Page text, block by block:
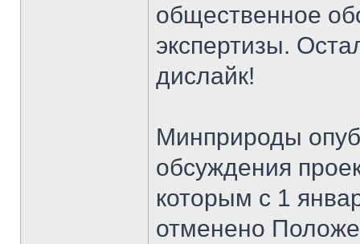
общественное
экспертизы.
дислайк!
Минприроды
обсуждения
которым с 1
отменено